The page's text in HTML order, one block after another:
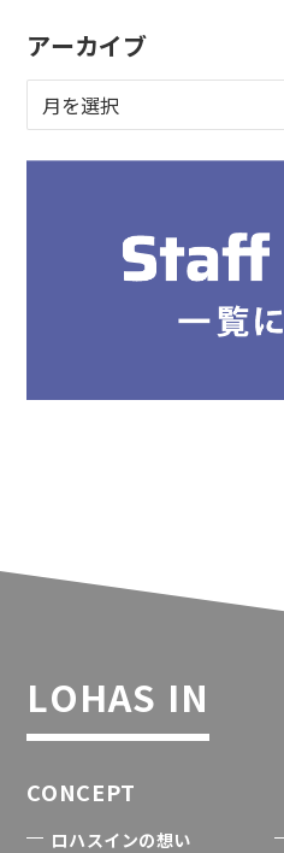
アーカイブ
LOHAS IN
CONCEPT
ロハスインの想い